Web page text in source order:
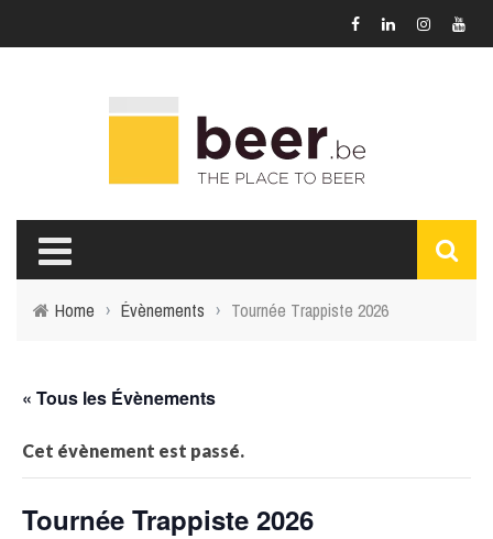
Home › Évènements › Tournée Trappiste 2026
« Tous les Évènements
Cet évènement est passé.
Tournée Trappiste 2026